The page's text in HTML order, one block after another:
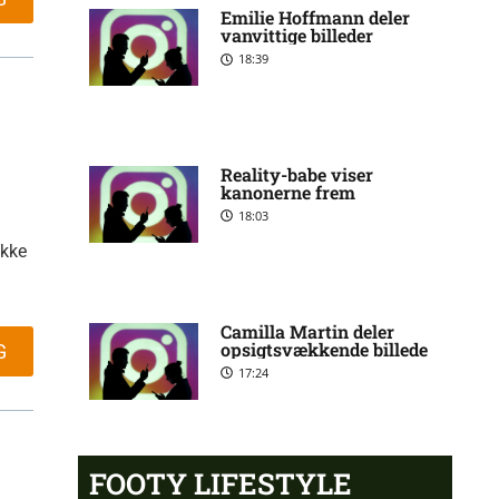
skadesstatus hos Viking
Ibrahim Cissé skade: status
hos AIK Stockholm
4:39 pm
Stockholm
Emilie Hoffmann deler
vanvittige billeder
18:39
Reality-babe viser
kanonerne frem
18:03
Camilla Martin deler
opsigtsvækkende billede
17:24
FOOTY LIFESTYLE